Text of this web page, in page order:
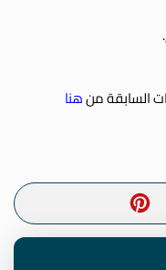
السابقة منهنا